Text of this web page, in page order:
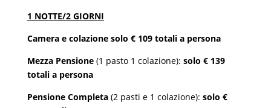
1 NOTTE/2 GIORNI
Camera e colazione solo € 109 totali a persona
Mezza Pensione(1 pasto 1 colazione): solo € 139
totali a persona
Pensione Completa(2 pasti e 1 colazione): solo €